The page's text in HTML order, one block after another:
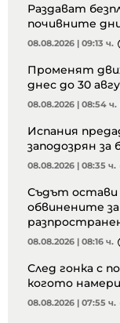
Раздават
почивните
08.08.2026 | 09:13 ч.
Променят
днес до 30
08.08.2026 | 08:54 ч.
Испания
заподозрян за
08.08.2026 | 08:35 ч.
Съдът
обвинените
08.08.2026 | 08:16 ч.
След гонка с
когото
08.08.2026 | 07:55 ч.